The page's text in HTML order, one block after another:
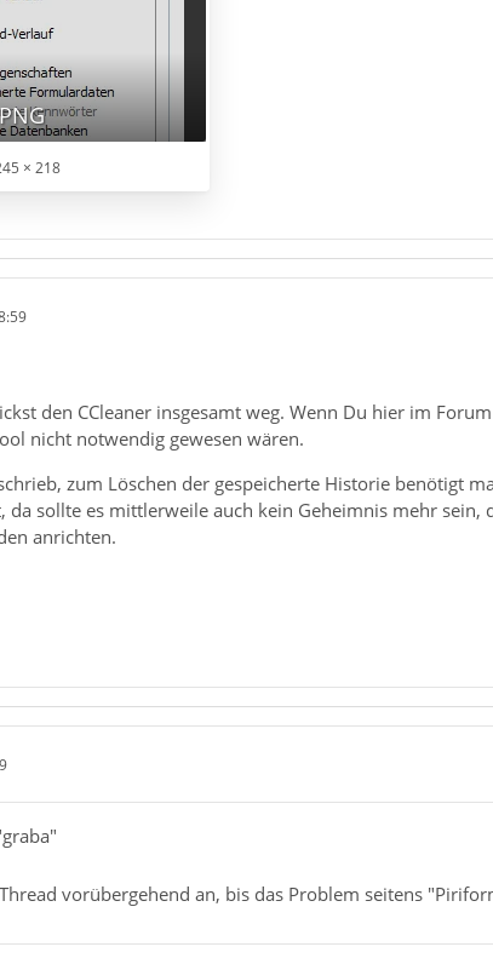
× 218
den CCleaner insgesamt weg. Wenn Du hier im
nicht notwendig gewesen wären.
zum Löschen der gespeicherte Historie benötigt
da sollte es mittlerweile auch kein Geheimnis mehr
anrichten.
vorübergehend an, bis das Problem seitens